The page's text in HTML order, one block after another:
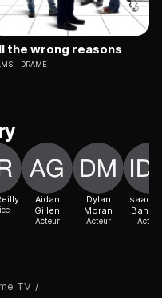
TV /
the wrong reasons
DRAME
Aidan
Gillen
Acteur
Dylan
Moran
Acteur
Isaach
Acteur